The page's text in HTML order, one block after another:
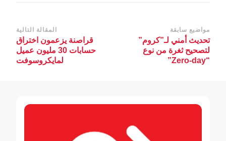
التنقل
بين
التدوينات
مواضيع سابقة
تحديث أمني لـ”كروم”
لتصحيح ثغرة من نوع
“Zero-day”
المقالة التالية
قراصنة يزعمون اختراق
حسابات 30 مليون عميل
لمايكروسوفت